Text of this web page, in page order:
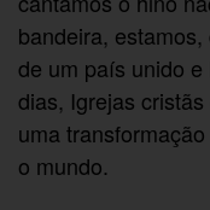
bandeira,
de um país unido
dias, Igrejas
uma
o mundo.